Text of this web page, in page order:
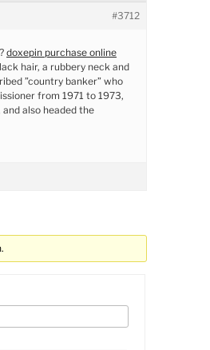
#3712
doxepin purchase online
hair, a rubbery neck and
”country banker” who
from 1971 to 1973,
also headed the